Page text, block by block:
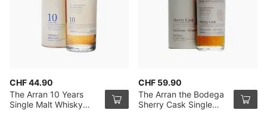
CHF 44.90
The Arran 10 Years
Single Malt Whisky
CHF 59.90
The Arran the Bodega
Sherry Cask Single